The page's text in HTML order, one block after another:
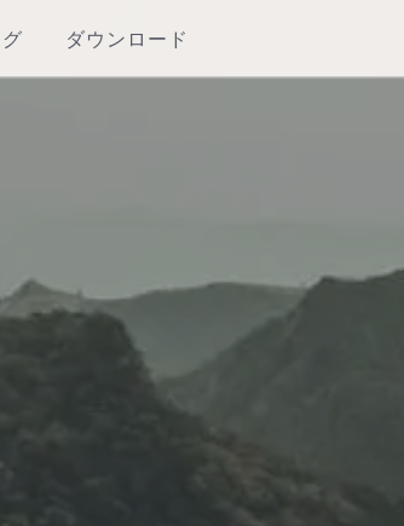
ダウンロード